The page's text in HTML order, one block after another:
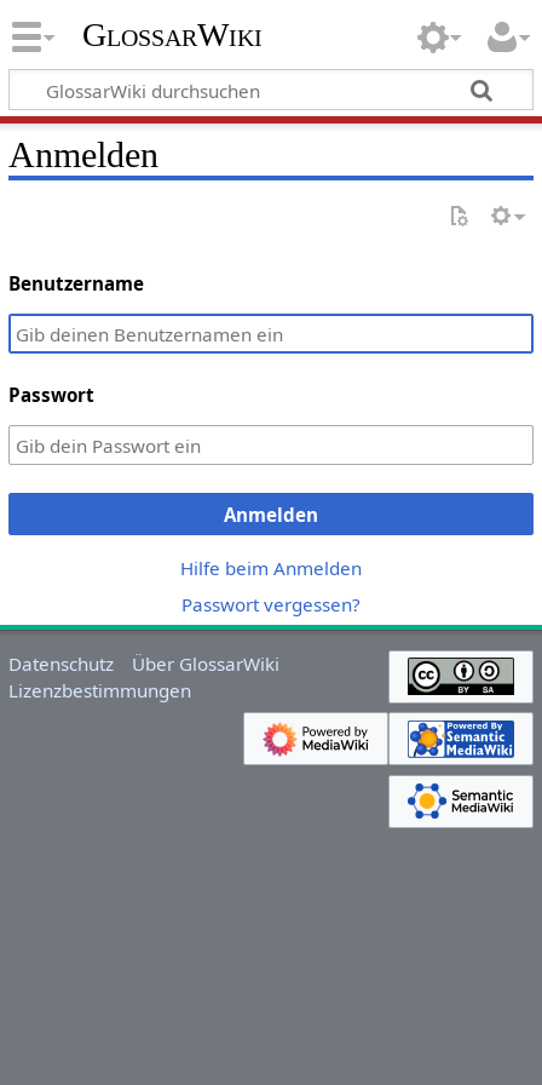
GlossarWiki
Anmelden
Benutzername
Passwort
Anmelden
Hilfe beim Anmelden
Passwort vergessen?
Datenschutz
Über GlossarWiki
Lizenzbestimmungen